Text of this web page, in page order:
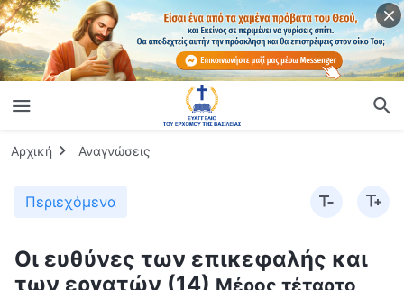
Αρχική Αναγνώσεις
Περιεχόμενα
Οι ευθύνες των επικεφαλής και
των εργατών (14) Μέρος τέταρτο